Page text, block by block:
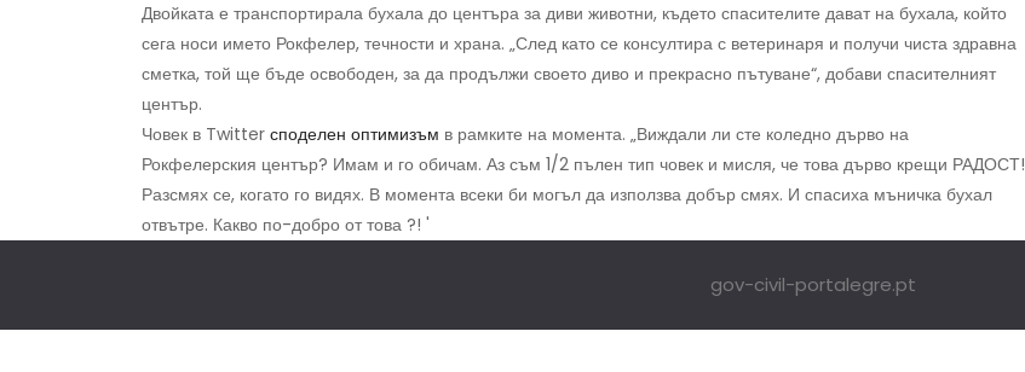
Двойката е транспортирала бухала до центъра за диви животни, където спасителите дават на бухала, който
сега носи името Рокфелер, течности и храна. „След като се консултира с ветеринаря и получи чиста здравна
сметка, той ще бъде освободен, за да продължи своето диво и прекрасно пътуване“, добави спасителният
център.
Човек в Twitter споделен оптимизъм в рамките на момента. „Виждали ли сте коледно дърво на
Рокфелерския център? Имам и го обичам. Аз съм 1/2 пълен тип човек и мисля, че това дърво крещи РАДОСТ!
Разсмях се, когато го видях. В момента всеки би могъл да използва добър смях. И спасиха мъничка бухал
отвътре. Какво по-добро от това ?! '
gov-civil-portalegre.pt